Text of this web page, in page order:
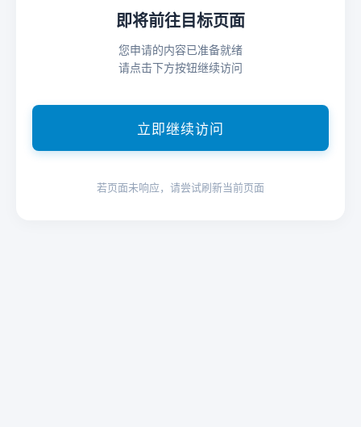
即将前往目标页面
您申请的内容已准备就绪
请点击下方按钮继续访问
立即继续访问
若页面未响应，请尝试刷新当前页面